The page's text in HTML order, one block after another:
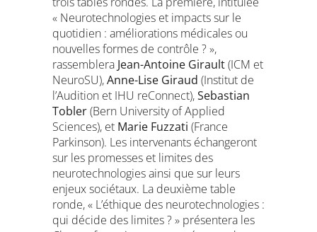
« Neurotechnologies et impacts sur le
quotidien : améliorations médicales ou
nouvelles formes de contrôle ? »,
rassemblera Jean-Antoine Girault(ICM et
NeuroSU),Anne-Lise Giraud (Institut de
l’Audition et IHU reConnect),Sebastian
Tobler(Bern University of Applied
Sciences), et Marie Fuzzati (France
Parkinson). Les intervenants échangeront
sur les promesses et limites des
neurotechnologies ainsi que sur leurs
enjeux sociétaux. La deuxième table
ronde, « L’éthique des neurotechnologies :
qui décide des limites ? » présentera les